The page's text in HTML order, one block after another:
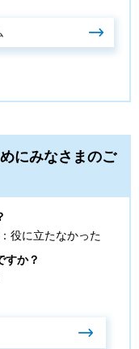
にみなさまのご
役に立たなかった
すか？